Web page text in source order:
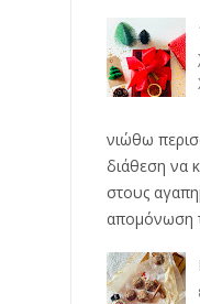
νιώθω
διάθεση να
στους
απομόνωση